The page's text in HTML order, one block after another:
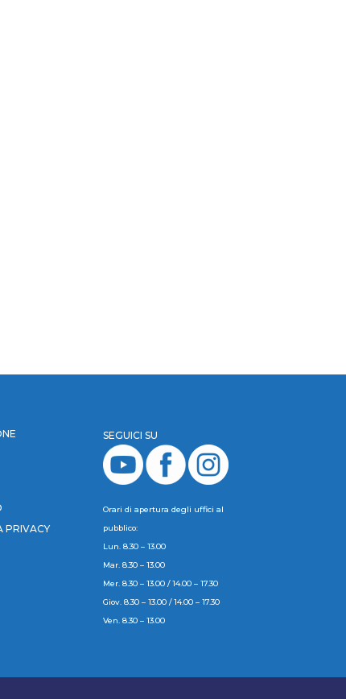
PRIVACY
SEGUICI SU
Orari di apertura degli uffici al
pubblico:
Lun. 8.30 – 13.00
Mar. 8.30 – 13.00
Mer. 8.30 – 13.00 / 14.00 – 17.30
Giov. 8.30 – 13.00 / 14.00 – 17.30
Ven. 8.30 – 13.00